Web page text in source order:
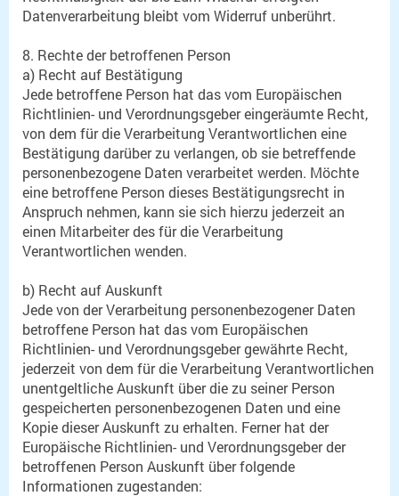
Datenverarbeitung bleibt vom Widerruf unberührt.
8. Rechte der betroffenen Person
a) Recht auf Bestätigung
Jede betroffene Person hat das vom Europäischen
Richtlinien- und Verordnungsgeber eingeräumte Recht,
von dem für die Verarbeitung Verantwortlichen eine
Bestätigung darüber zu verlangen, ob sie betreffende
personenbezogene Daten verarbeitet werden. Möchte
eine betroffene Person dieses Bestätigungsrecht in
Anspruch nehmen, kann sie sich hierzu jederzeit an
einen Mitarbeiter des für die Verarbeitung
Verantwortlichen wenden.
b) Recht auf Auskunft
Jede von der Verarbeitung personenbezogener Daten
betroffene Person hat das vom Europäischen
Richtlinien- und Verordnungsgeber gewährte Recht,
jederzeit von dem für die Verarbeitung Verantwortlichen
unentgeltliche Auskunft über die zu seiner Person
gespeicherten personenbezogenen Daten und eine
Kopie dieser Auskunft zu erhalten. Ferner hat der
Europäische Richtlinien- und Verordnungsgeber der
betroffenen Person Auskunft über folgende
Informationen zugestanden: